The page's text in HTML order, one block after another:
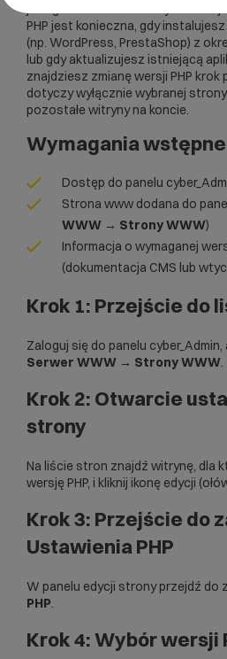
jakiego środowiska korzysta Twoja
PHP jest konieczna, gdy
(np. WordPress, PrestaShop) z
lub gdy aktualizujesz istniejącą
znajdziesz zmianę wersji PHP
dotyczy wyłącznie wybranej strony
pozostałe witryny na koncie.
Wymagania wstępne
Dostęp do panelu
Strona www dodana do
WWW → Strony WWW)
Informacja o wymaganej
(dokumentacja CMS lub
Krok 1: Przejście do
Zaloguj się do panelu
Serwer WWW → Strony WWW.
Krok 2: Otwarcie
strony
Na liście stron znajdź witrynę, dla
wersję PHP, i kliknij ikonę edycji
Krok 3: Przejście do
Ustawienia PHP
W panelu edycji strony przejdź do
PHP.
Krok 4: Wybór wersji